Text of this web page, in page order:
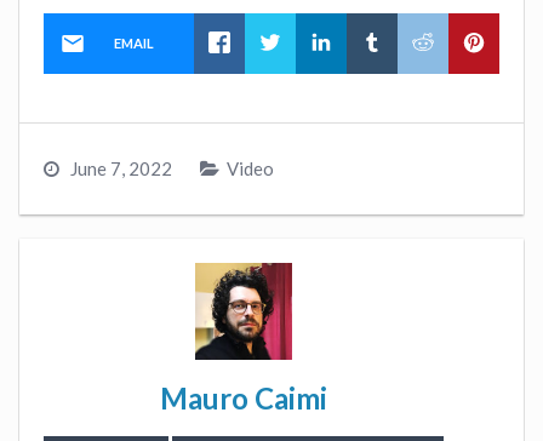
EMAIL
June 7, 2022 Video
Mauro Caimi